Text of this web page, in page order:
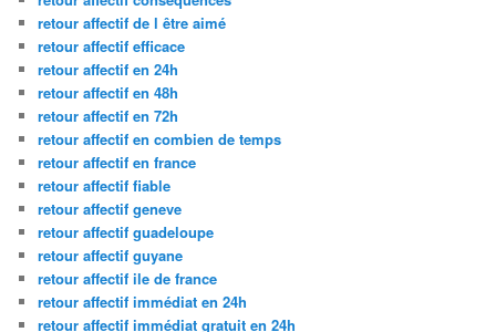
retour affectif de l être aimé
retour affectif efficace
retour affectif en 24h
retour affectif en 48h
retour affectif en 72h
retour affectif en combien de temps
retour affectif en france
retour affectif fiable
retour affectif geneve
retour affectif guadeloupe
retour affectif guyane
retour affectif ile de france
retour affectif immédiat en 24h
retour affectif immédiat gratuit en 24h